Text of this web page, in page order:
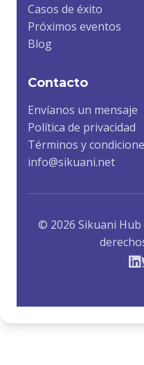
Casos de éxito
Próximos eventos
Blog
Contacto
Envíanos un mensaje
Política de privacidad
Términos y
info@sikuani.net
© 2026 Sikuani